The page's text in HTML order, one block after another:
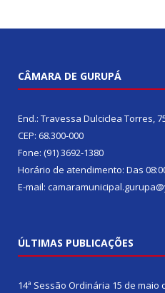
CÂMARA DE GURUPÁ
End.: Travessa Dulciclea Torres,
CEP: 68.300-000
Fone: (91) 3692-1380
Horário de atendimento: Das
E-mail:
ÚLTIMAS PUBLICAÇÕES
14ª Sessão Ordinária 15 de maio